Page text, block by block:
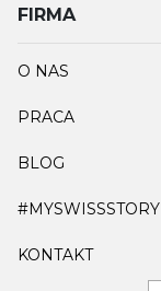
FIRMA
O NAS
PRACA
BLOG
#MYSWISSSTORY
KONTAKT